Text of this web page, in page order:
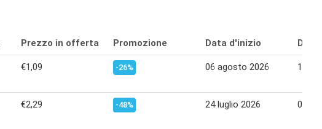
Prezzo in offerta Promozione Data d'inizio Data
€1,09 -26% 06 agosto 2026 19
€2,29 -48% 24 luglio 2026 05